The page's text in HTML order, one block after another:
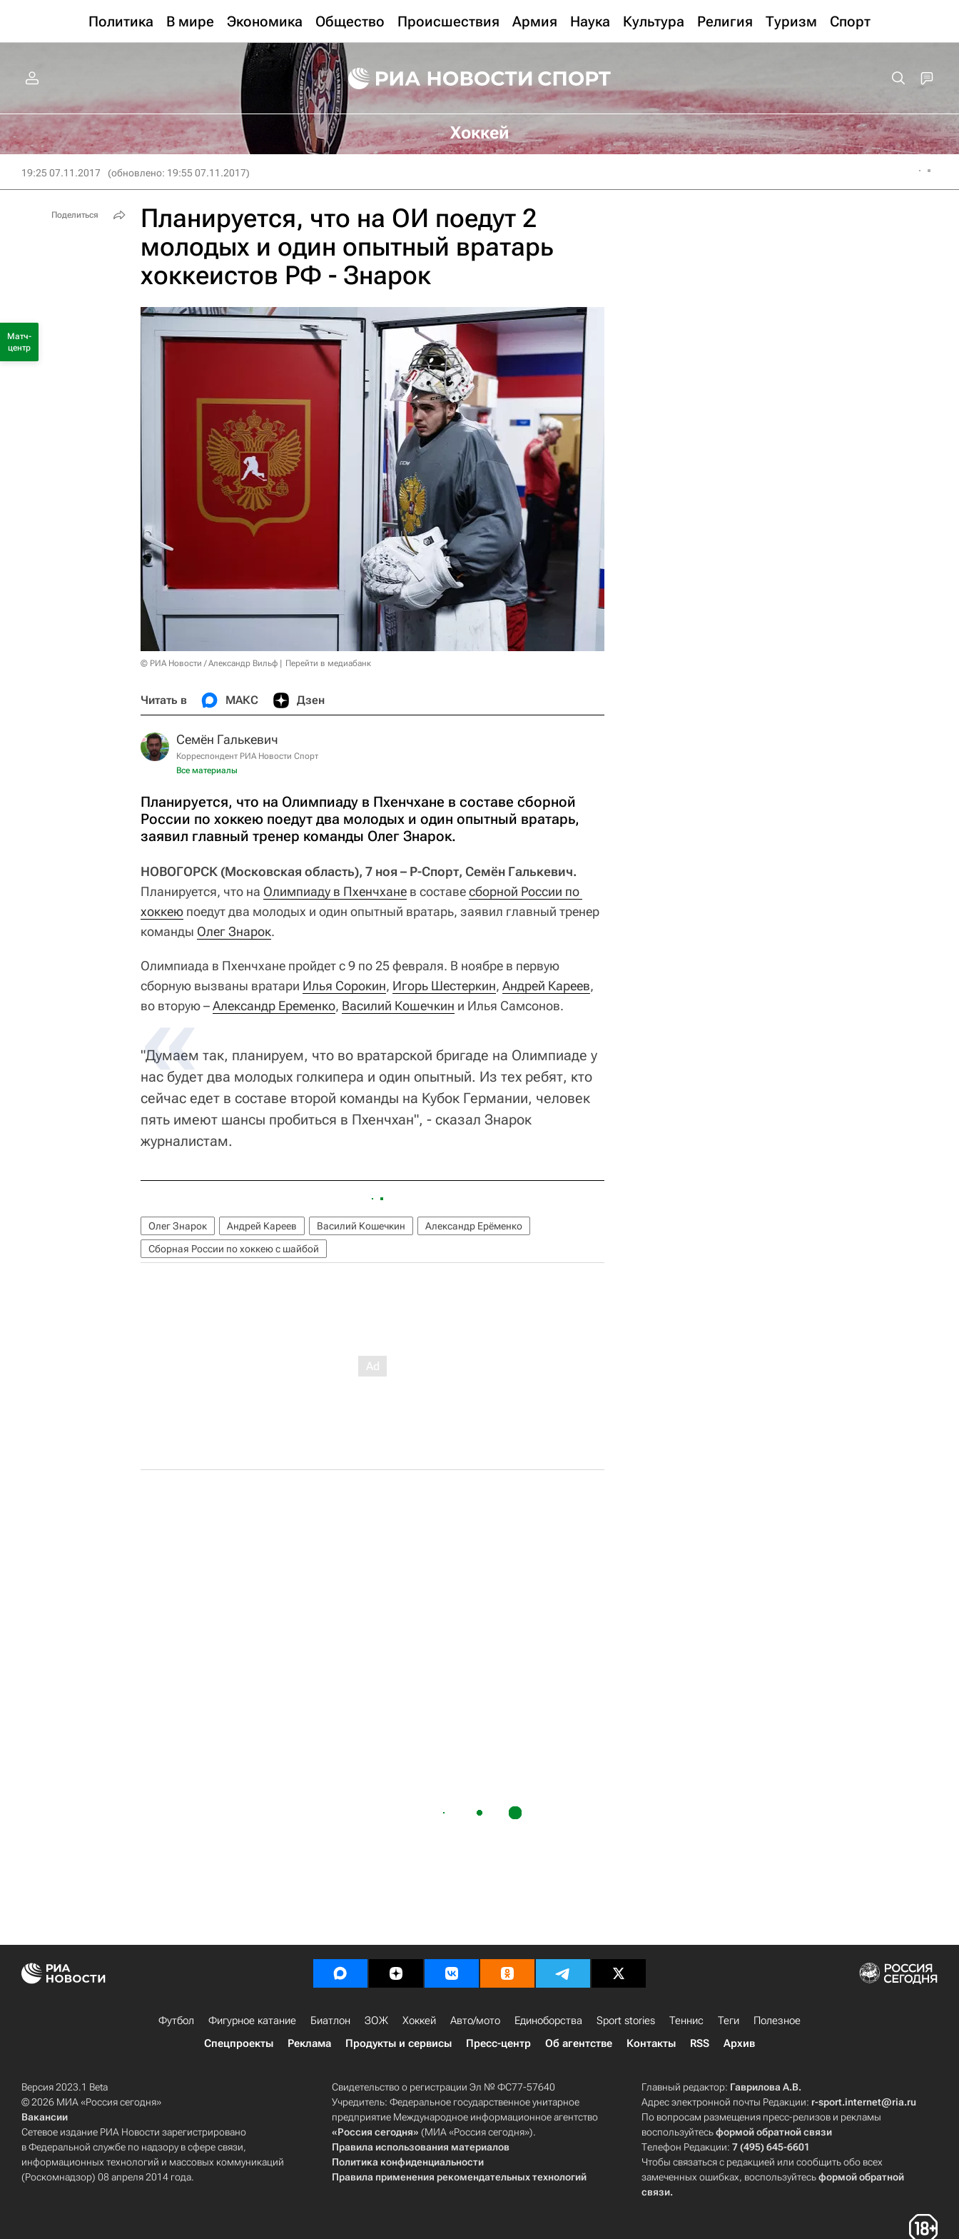
Политика В мире Экономика Общество Происшествия Армия Наука Культура Религия Туризм Спорт
Хоккей
19:25 07.11.2017 (обновлено: 19:55 07.11.2017)
Планируется, что на ОИ поедут 2
молодых и один опытный вратарь
хоккеистов РФ - Знарок
© РИА Новости / Александр Вильф Перейти в медиабанк
Читать в МАКС Дзен
Семён Галькевич
Корреспондент РИА Новости Спорт
Все материалы
Планируется, что на Олимпиаду в Пхенчхане в составе сборной
России по хоккею поедут два молодых и один опытный вратарь,
заявил главный тренер команды Олег Знарок.
НОВОГОРСК (Московская область), 7 ноя – Р-Спорт, Семён Галькевич.
Планируется, что на Олимпиаду в Пхенчхане в составесборной России по
хоккею поедут два молодых и один опытный вратарь, заявил главный тренер
команды Олег Знарок.
Олимпиада в Пхенчхане пройдет с 9 по 25 февраля. В ноябре в первую
сборную вызваны вратари Илья Сорокин, Игорь Шестеркин, Андрей Кареев,
во вторую –Александр Еременко, Василий Кошечкин и Илья Самсонов.
"Думаем так, планируем, что во вратарской бригаде на Олимпиаде у
нас будет два молодых голкипера и один опытный. Из тех ребят, кто
сейчас едет в составе второй команды на Кубок Германии, человек
пять имеют шансы пробиться в Пхенчхан", - сказал Знарок
журналистам.
Олег Знарок Андрей Кареев Василий Кошечкин
Александр Ерёменко
Сборная России по хоккею с шайбой
Поделиться
Матч-
центр
Футбол Фигурное катание Биатлон ЗОЖ Хоккей Авто/мото Единоборства Sport stories Теннис Теги
Полезное
Спецпроекты
Реклама Продукты и сервисы Пресс-центр Об агентстве Контакты RSS Архив
Версия 2023.1 Beta
© 2026 МИА «Россия сегодня»
Вакансии
Сетевое издание РИА Новости зарегистрировано
в Федеральной службе по надзору в сфере связи,
информационных технологий и массовых коммуникаций
(Роскомнадзор) 08 апреля 2014 года.
Свидетельство о регистрации Эл № ФС77-57640
Учредитель: Федеральное государственное унитарное
предприятие Международное информационное агентство
«Россия сегодня» (МИА «Россия сегодня»).
Правила использования материалов
Политика конфиденциальности
Правила применения рекомендательных технологий
Главный редактор: Гаврилова А.В.
Адрес электронной почты Редакции: r-sport.internet@ria.ru
По вопросам размещения пресс-релизов и рекламы
воспользуйтесьформой обратной связи
Телефон Редакции:7 (495) 645-6601
Чтобы связаться с редакцией или сообщить обо всех
замеченных ошибках, воспользуйтесьформой обратной
связи.